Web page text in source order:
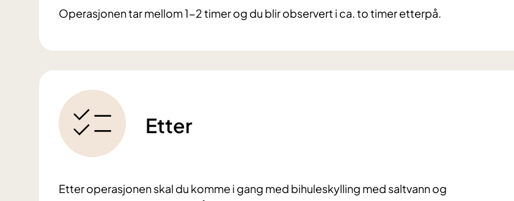
Operasjonen tar mellom 1-2 timer og du blir observert i ca. to timer etterpå.
Etter
Etter operasjonen skal du komme i gang med bihuleskylling med saltvann og